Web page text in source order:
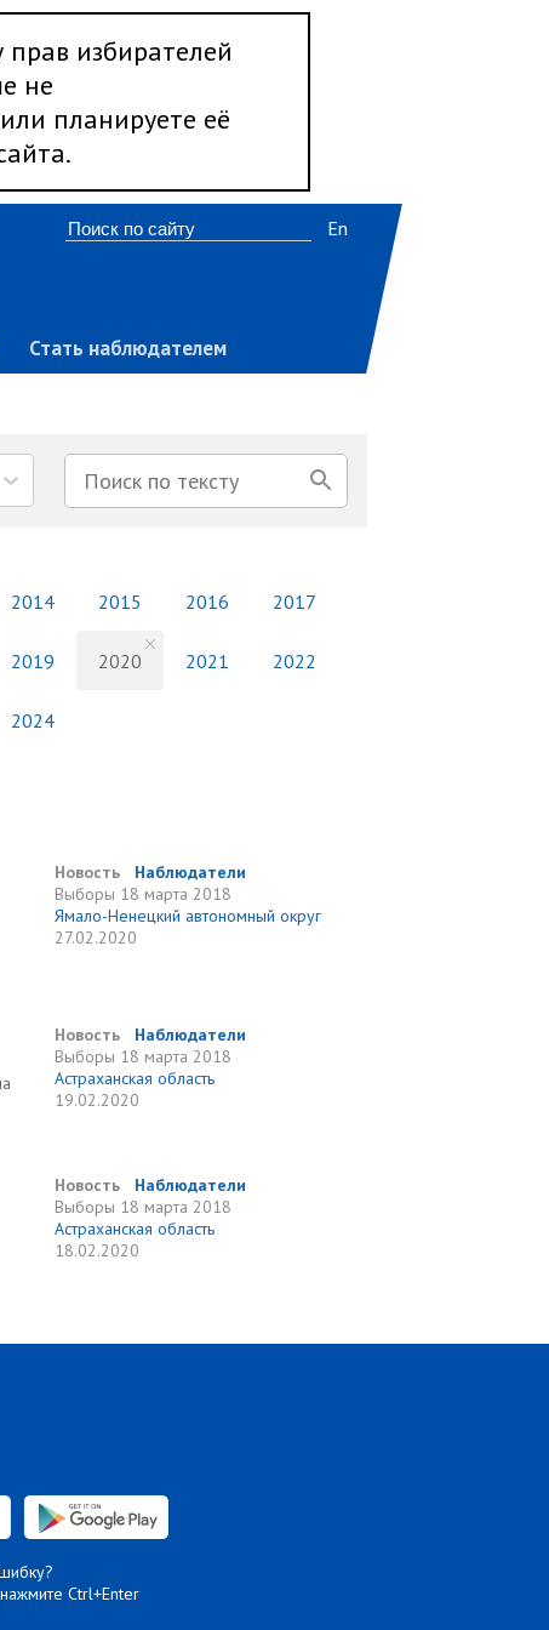
избирателей
не
планируете её
Стать наблюдателем
En
2014 2015 2016 2017
2019 2020 2021 2022
2024
Новость
Наблюдатели
Выборы 18 марта 2018
Ямало-Ненецкий автономный округ
27.02.2020
Новость
Наблюдатели
Выборы 18 марта 2018
Астраханская область
19.02.2020
Новость
Наблюдатели
Выборы 18 марта 2018
Астраханская область
18.02.2020
Ctrl+Enter